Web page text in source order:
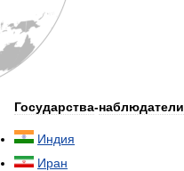
Государства-наблюдатели
Индия
Иран